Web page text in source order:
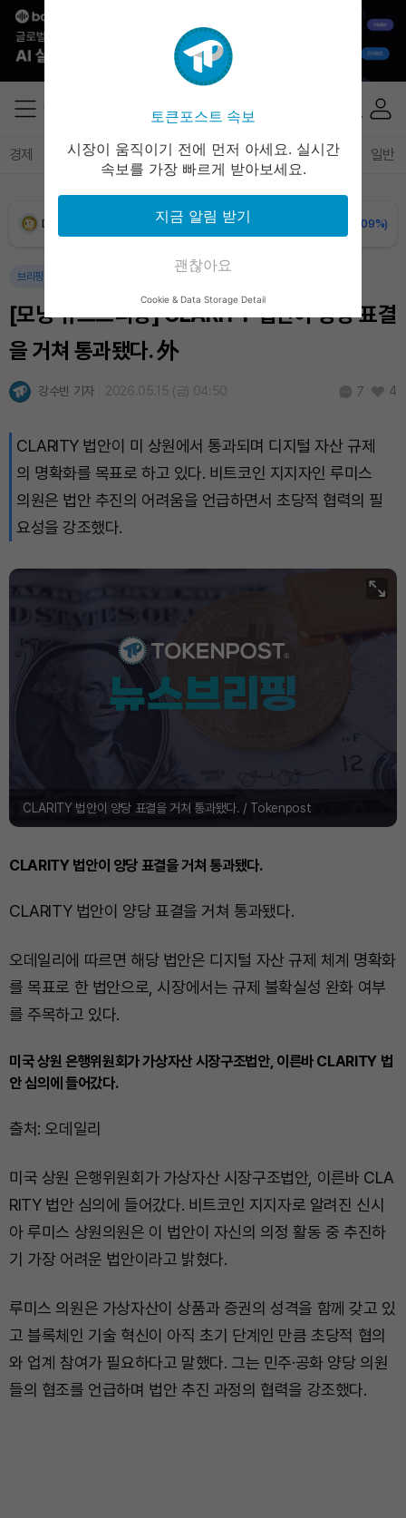
경제 마켓 정책 정치 인사이트 브리핑 속보 일반
XRP (XRP) (+0.23%)
Solana (SOL) (+2.19%)
(+0.60%)
Hyperliquid (HYPE) ₩77,075 (+0.65%)
Dogecoin (DOGE) (-0.09%)
브리핑
[모닝 뉴스브리핑] CLARITY 법안이 양당 표결
을 거쳐 통과됐다. 外
강수빈 기자 2026.05.15 (금) 04:50 7 4
CLARITY 법안이 미 상원에서 통과되며 디지털 자산 규제
의 명확화를 목표로 하고 있다. 비트코인 지지자인 루미스
의원은 법안 추진의 어려움을 언급하면서 초당적 협력의 필
요성을 강조했다.
CLARITY 법안이 양당 표결을 거쳐 통과됐다. / Tokenpost
CLARITY 법안이 양당 표결을 거쳐 통과됐다.
CLARITY 법안이 양당 표결을 거쳐 통과됐다.
오데일리에 따르면 해당 법안은 디지털 자산 규제 체계 명확화
를 목표로 한 법안으로, 시장에서는 규제 불확실성 완화 여부
를 주목하고 있다.
미국 상원 은행위원회가 가상자산 시장구조법안, 이른바 CLARITY 법
안 심의에 들어갔다.
출처: 오데일리
미국 상원 은행위원회가 가상자산 시장구조법안, 이른바 CLA
RITY 법안 심의에 들어갔다. 비트코인 지지자로 알려진 신시
아 루미스 상원의원은 이 법안이 자신의 의정 활동 중 추진하
기 가장 어려운 법안이라고 밝혔다.
루미스 의원은 가상자산이 상품과 증권의 성격을 함께 갖고 있
고 블록체인 기술 혁신이 아직 초기 단계인 만큼 초당적 협의
와 업계 참여가 필요하다고 말했다. 그는 민주·공화 양당 의원
들의 협조를 언급하며 법안 추진 과정의 협력을 강조했다.
토큰포스트 속보
시장이 움직이기 전에 먼저 아세요. 실시간
속보를 가장 빠르게 받아보세요.
지금 알림 받기
괜찮아요
Cookie & Data Storage Detail